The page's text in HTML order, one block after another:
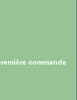
commande